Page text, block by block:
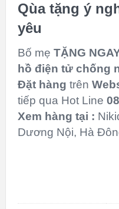
Qùa tặng ý
yêu
Bố mẹ TẶNG
hồ điện tử chống
Đặt hàng trên
tiếp qua Hot Line
Xem hàng tại :
Dương Nội, Hà